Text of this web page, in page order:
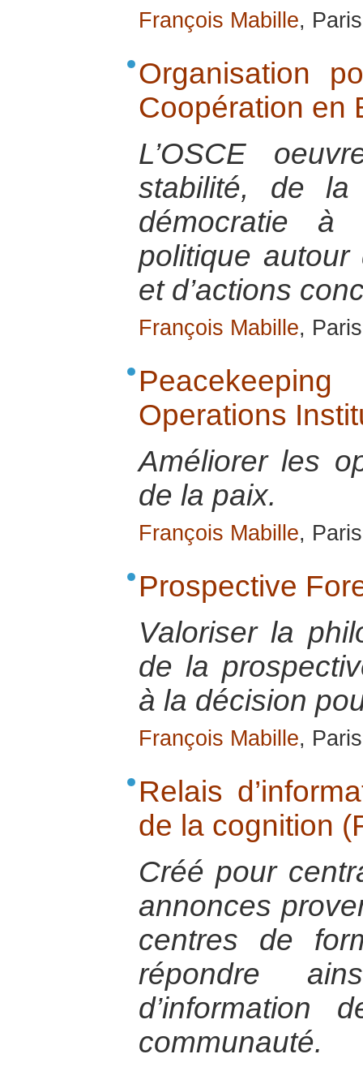
François Mabille,
Organisation
Coopération en
L’OSCE
stabilité, de
démocratie à
politique
et d’actions
François Mabille,
Operations
Améliorer les
de la paix.
François Mabille,
Prospective
Valoriser la
de la
à la décision
François Mabille,
Relais
de la cognition
Créé pour
annonces
centres de
répondre
d’information
communauté.